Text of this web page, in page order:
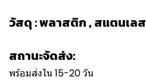
วัสดุ : พลาสติก , สแตนเลส
สถานะจัดส่ง:
พร้อมส่งใน 15-20 วัน